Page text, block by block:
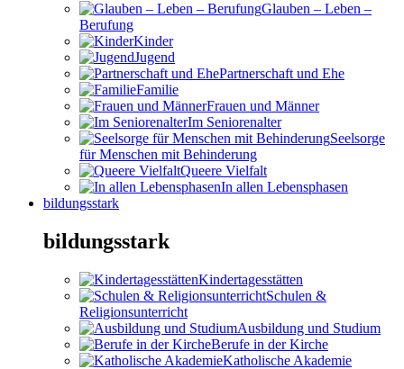
Glauben – Leben –
Berufung
Kinder
Jugend
Partnerschaft und Ehe
Familie
Frauen und Männer
Im Seniorenalter
Seelsorge
für Menschen mit Behinderung
Queere Vielfalt
In allen Lebensphasen
bildungsstark
bildungsstark
Kindertagesstätten
Schulen &
Religionsunterricht
Ausbildung und Studium
Berufe in der Kirche
Katholische Akademie